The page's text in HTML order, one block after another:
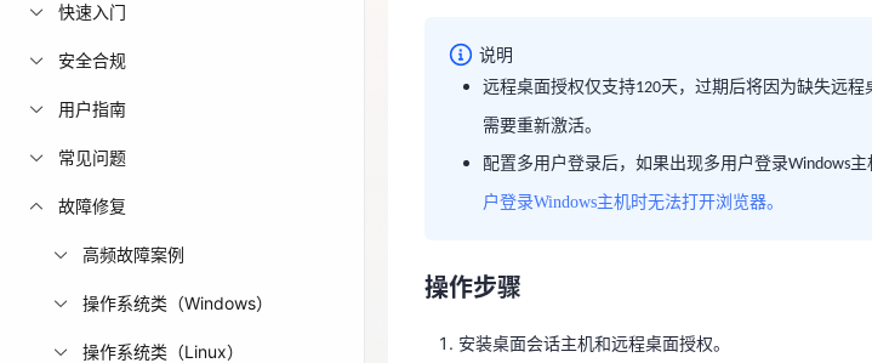
免费活动
免费试用中心
快速入门
安全合规
用户指南
常见问题
故障修复
高频故障案例
操作系统类（Windows）
操作系统类（Linux）
远程桌面授权仅支持120天，过期后将因为缺失远
用，需要重新激活。
配置多用户登录后，如果出现多用户登录Windows
用户登录Windows主机时无法打开浏览器
说明
远程桌面授权仅支持120天，过期后将因为缺失远程
需要重新激活。
配置多用户登录后，如果出现多用户登录Windows主
户登录Windows主机时无法打开浏览器。
操作步骤
安装桌面会话主机和远程桌面授权。